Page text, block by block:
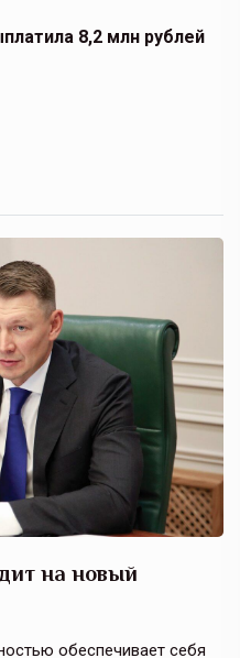
8,2 млн рублей
на новый
обеспечивает себя